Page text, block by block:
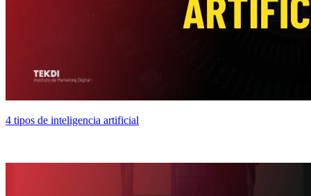
4 tipos de inteligencia artificial